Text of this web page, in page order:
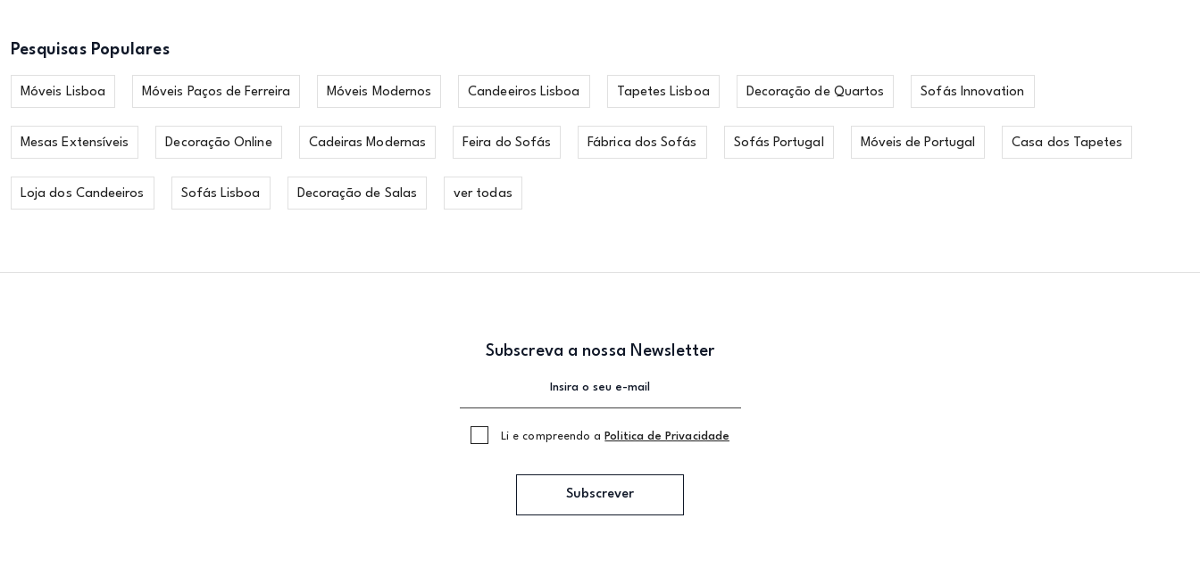
Pesquisas Populares
Móveis Lisboa Móveis Paços de Ferreira Móveis Modernos Candeeiros Lisboa Tapetes Lisboa Decoração de Quartos Sofás Innovation
Mesas Extensíveis Decoração Online Cadeiras Modernas Feira do Sofás Fábrica dos Sofás Sofás Portugal Móveis de Portugal Casa dos Tapetes
Loja dos Candeeiros Sofás Lisboa Decoração de Salas ver todas
Subscreva a nossa Newsletter
Li e compreendo a Politica de Privacidade
Subscrever